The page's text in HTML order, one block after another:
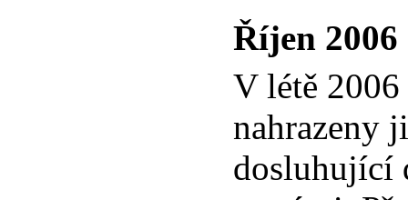
Říjen 2006
V létě
nahrazeny
dosluhující